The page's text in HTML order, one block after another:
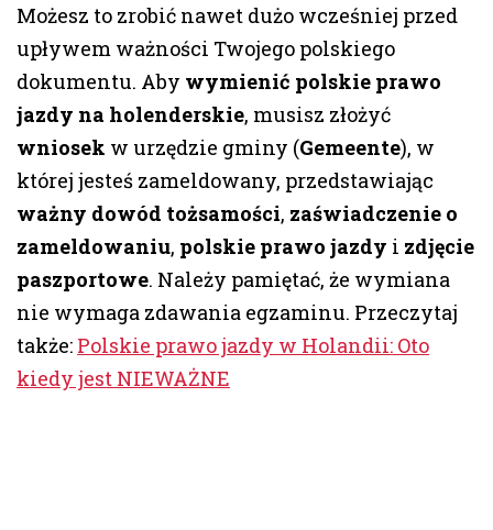
Możesz to zrobić nawet dużo wcześniej przed
upływem ważności Twojego polskiego
dokumentu. Aby wymienić polskie prawo
jazdy na holenderskie, musisz złożyć
wniosek w urzędzie gminy (Gemeente), w
której jesteś zameldowany, przedstawiając
ważny dowód tożsamości, zaświadczenie o
zameldowaniu, polskie prawo jazdy i zdjęcie
paszportowe. Należy pamiętać, że wymiana
nie wymaga zdawania egzaminu. Przeczytaj
także: Polskie prawo jazdy w Holandii: Oto
kiedy jest NIEWAŻNE